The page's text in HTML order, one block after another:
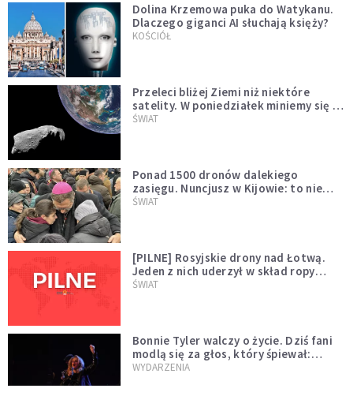
Dolina Krzemowa puka do Watykanu.
Dlaczego giganci AI słuchają księży?
KOŚCIÓŁ
Przeleci bliżej Ziemi niż niektóre
satelity. W poniedziałek miniemy się z
asteroidą, która poprzedzi znacznie
ŚWIAT
Ponad 1500 dronów dalekiego
zasięgu. Nuncjusz w Kijowie: to nie
wygląda na wolę zakończenia wojny
ŚWIAT
[PILNE] Rosyjskie drony nad Łotwą.
Jeden z nich uderzył w skład ropy
naftowej
ŚWIAT
Bonnie Tyler walczy o życie. Dziś fani
modlą się za głos, który śpiewał:
"Lord, help me"
WYDARZENIA